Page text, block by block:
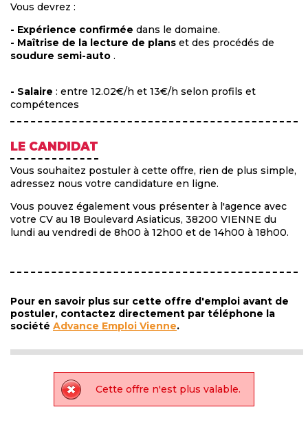
Vous devrez :
- Expérience confirmée dans le domaine.
- Maîtrise de la lecture de plans et des procédés de
soudure semi-auto .
- Salaire : entre 12.02€/h et 13€/h selon profils et
compétences
LE CANDIDAT
Vous souhaitez postuler à cette offre, rien de plus simple,
adressez nous votre candidature en ligne.
Vous pouvez également vous présenter à l'agence avec
votre CV au 18 Boulevard Asiaticus, 38200 VIENNE du
lundi au vendredi de 8h00 à 12h00 et de 14h00 à 18h00.
Pour en savoir plus sur cette offre d'emploi avant de
postuler, contactez directement par téléphone la
société Advance Emploi Vienne.
Cette offre n'est plus valable.